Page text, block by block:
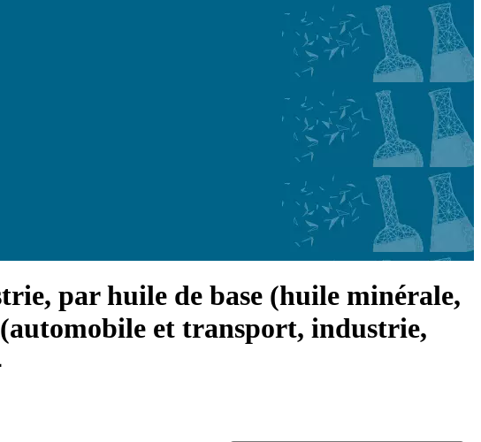
par huile de base (huile minérale,
et transport, industrie,